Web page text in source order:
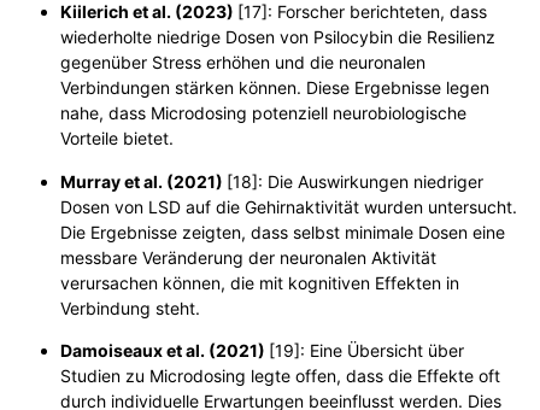
Kiilerich et al. (2023) [17]: Forscher berichteten, dass
wiederholte niedrige Dosen von Psilocybin die Resilienz
gegenüber Stress erhöhen und die neuronalen
Verbindungen stärken können. Diese Ergebnisse legen
nahe, dass Microdosing potenziell neurobiologische
Vorteile bietet.
Murray et al. (2021) [18]: Die Auswirkungen niedriger
Dosen von LSD auf die Gehirnaktivität wurden untersucht.
Die Ergebnisse zeigten, dass selbst minimale Dosen eine
messbare Veränderung der neuronalen Aktivität
verursachen können, die mit kognitiven Effekten in
Verbindung steht.
Damoiseaux et al. (2021) [19]: Eine Übersicht über
Studien zu Microdosing legte offen, dass die Effekte oft
durch individuelle Erwartungen beeinflusst werden. Dies